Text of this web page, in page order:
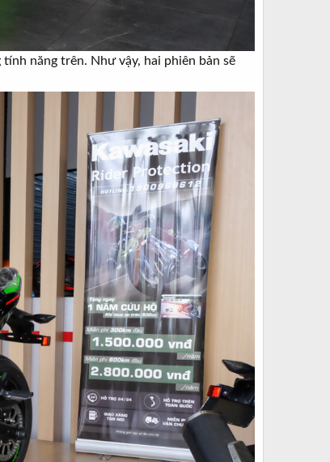
năng trên. Như vậy, hai phiên bản sẽ